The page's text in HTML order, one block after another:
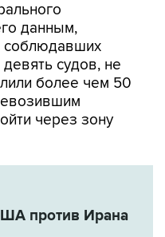
данным,
соблюдавших
судов, не
более чем 50
через зону
против Ирана